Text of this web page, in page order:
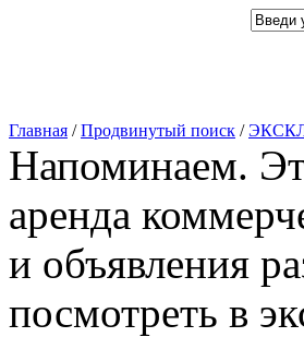
Главная /Продвинутый поиск /
Напоминаем.
аренда
и объявления
посмотреть в